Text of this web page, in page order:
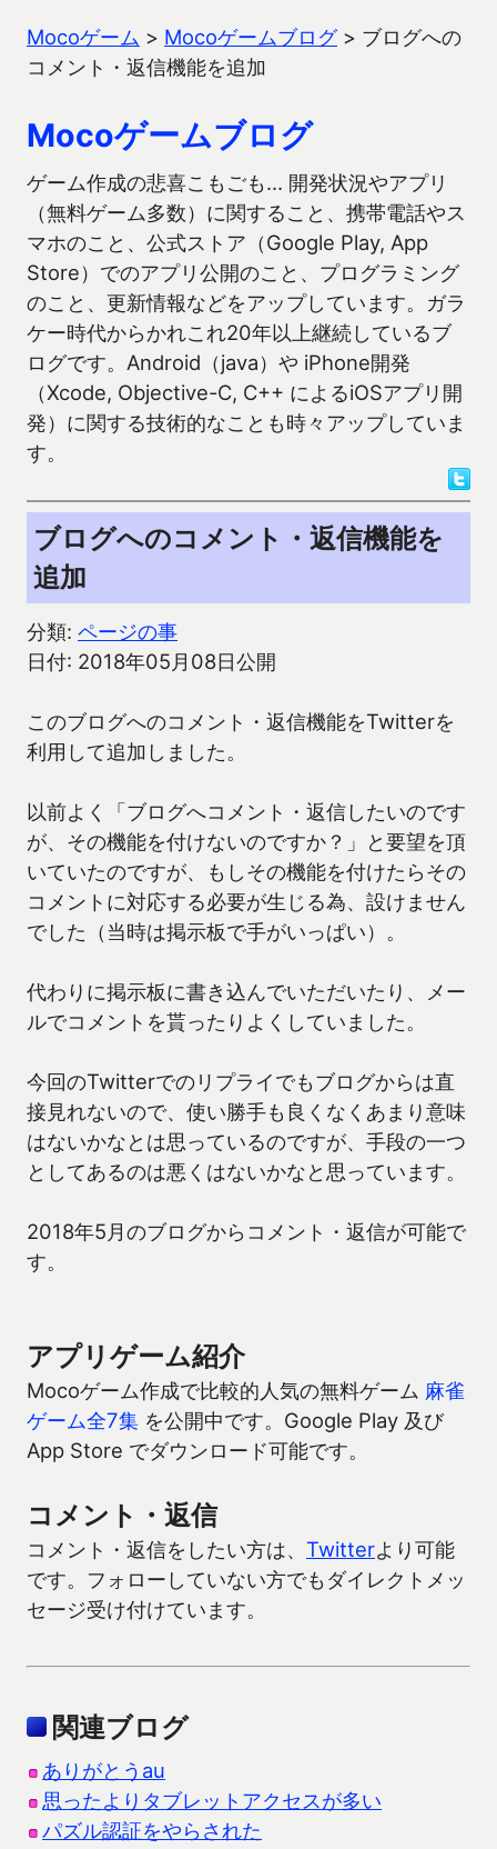
Mocoゲーム > Mocoゲームブログ> ブログへの
コメント・返信機能を追加
Mocoゲームブログ
ゲーム作成の悲喜こもごも… 開発状況やアプリ
（無料ゲーム多数）に関すること、携帯電話やス
マホのこと、公式ストア（Google Play, App
Store）でのアプリ公開のこと、プログラミング
のこと、更新情報などをアップしています。ガラ
ケー時代からかれこれ20年以上継続しているブ
ログです。Android（java）や iPhone開発
（Xcode, Objective-C, C++ によるiOSアプリ開
発）に関する技術的なことも時々アップしていま
す。
ブログへのコメント・返信機能を
追加
分類: ページの事
日付: 2018年05月08日公開
このブログへのコメント・返信機能をTwitterを
利用して追加しました。
以前よく「ブログへコメント・返信したいのです
が、その機能を付けないのですか？」と要望を頂
いていたのですが、もしその機能を付けたらその
コメントに対応する必要が生じる為、設けません
でした（当時は掲示板で手がいっぱい）。
代わりに掲示板に書き込んでいただいたり、メー
ルでコメントを貰ったりよくしていました。
今回のTwitterでのリプライでもブログからは直
接見れないので、使い勝手も良くなくあまり意味
はないかなとは思っているのですが、手段の一つ
としてあるのは悪くはないかなと思っています。
2018年5月のブログからコメント・返信が可能で
す。
アプリゲーム紹介
Mocoゲーム作成で比較的人気の無料ゲーム 麻雀
ゲーム全7集 を公開中です。Google Play 及び
App Store でダウンロード可能です。
コメント・返信
コメント・返信をしたい方は、 Twitterより可能
です。フォローしていない方でもダイレクトメッ
セージ受け付けています。
関連ブログ
ありがとうau
思ったよりタブレットアクセスが多い
パズル認証をやらされた